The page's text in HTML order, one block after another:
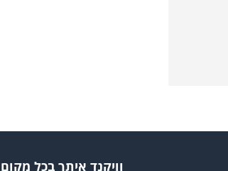
וויקנד איתך בכל מקום